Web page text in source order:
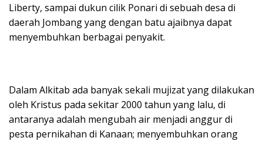
Liberty, sampai dukun cilik Ponari di sebuah desa di
daerah Jombang yang dengan batu ajaibnya dapat
menyembuhkan berbagai penyakit.
Dalam Alkitab ada banyak sekali mujizat yang dilakukan
oleh Kristus pada sekitar 2000 tahun yang lalu, di
antaranya adalah mengubah air menjadi anggur di
pesta pernikahan di Kanaan; menyembuhkan orang